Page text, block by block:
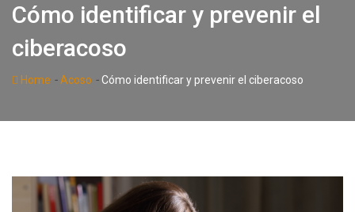
Cómo identificar y prevenir el
ciberacoso
Home -Acoso -Cómo identificar y prevenir el ciberacoso